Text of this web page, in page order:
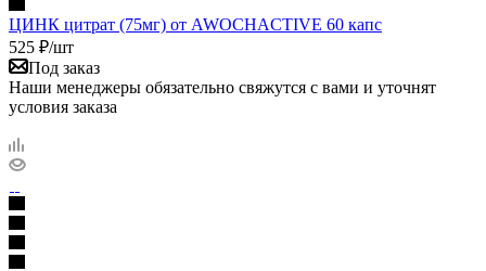
ЦИНК цитрат (75мг) от AWOCHACTIVE 60 капс
525 ₽/шт
Под заказ
Наши менеджеры обязательно свяжутся с вами и уточнят
условия заказа